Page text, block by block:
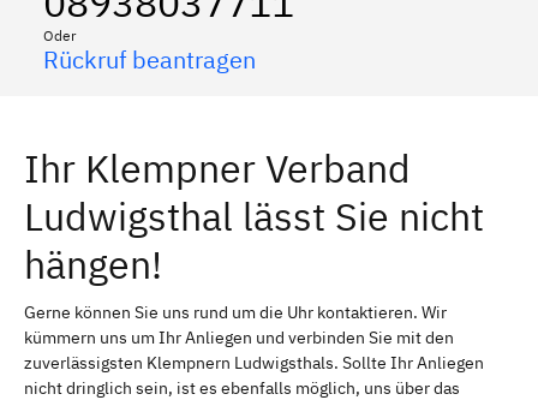
Oder
Rückruf beantragen
Ihr Klempner Verband
Ludwigsthal lässt Sie nicht
hängen!
Gerne können Sie uns rund um die Uhr kontaktieren. Wir
kümmern uns um Ihr Anliegen und verbinden Sie mit den
zuverlässigsten Klempnern Ludwigsthals. Sollte Ihr Anliegen
nicht dringlich sein, ist es ebenfalls möglich, uns über das